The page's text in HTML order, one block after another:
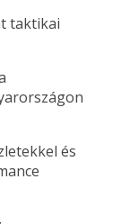
taktikai
és